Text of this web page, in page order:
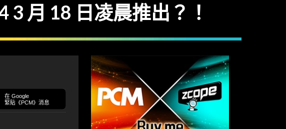
月 18 日凌晨推出？！
在 Google
緊貼《PCM》消息